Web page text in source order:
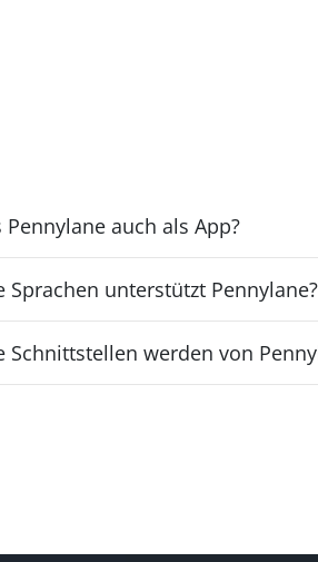
Pennylane auch als App?
Sprachen unterstützt Pennylane?
Schnittstellen werden von